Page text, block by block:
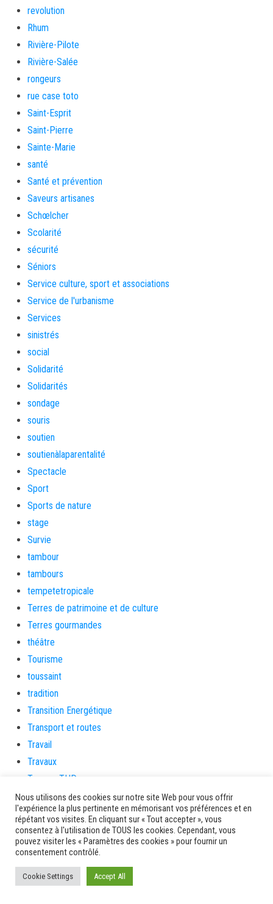
revolution
Rhum
Rivière-Pilote
Rivière-Salée
rongeurs
rue case toto
Saint-Esprit
Saint-Pierre
Sainte-Marie
santé
Santé et prévention
Saveurs artisanes
Schœlcher
Scolarité
sécurité
Séniors
Service culture, sport et associations
Service de l'urbanisme
Services
sinistrés
social
Solidarité
Solidarités
sondage
souris
soutien
soutienàlaparentalité
Spectacle
Sport
Sports de nature
stage
Survie
tambour
tambours
tempetetropicale
Terres de patrimoine et de culture
Terres gourmandes
théâtre
Tourisme
toussaint
tradition
Transition Energétique
Transport et routes
Travail
Travaux
Travaux THD
travaux utiles
TSUNAMI
TZCLD
uncategorized
Venir en Martinique
Video
Nous utilisons des cookies sur notre site Web pour vous offrir
l'expérience la plus pertinente en mémorisant vos préférences et en
répétant vos visites. En cliquant sur « Tout accepter », vous
consentez à l'utilisation de TOUS les cookies. Cependant, vous
pouvez visiter les « Paramètres des cookies » pour fournir un
consentement contrôlé.
Cookie Settings Accept All